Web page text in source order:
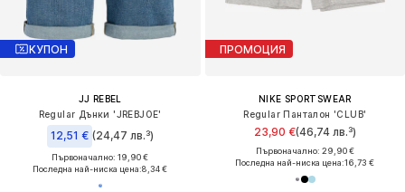
КУПОН
JJ REBEL
Regular Дънки 'JREBJOE'
12,51 € (24,47 лв.³)
Първоначално: 19,90 €
Последна най-ниска цена:8,34 €
ПРОМОЦИЯ
NIKE SPORTSWEAR
Regular Панталон 'CLUB'
23,90 €(46,74 лв.³)
Първоначално: 29,90 €
Последна най-ниска цена:16,73 €